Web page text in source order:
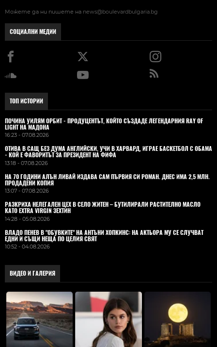
Можете да ни пишете на news@boulevardbulgaria.bg
СОЦИАЛНИ МЕДИИ
ТОП ИСТОРИИ
ПОЧИНА УИЛЯМ ОРБИТ - ПРОДУЦЕНТЪТ, КОЙТО СЪЗДАДЕ ЛЕГЕНДАРНИЯ RAY OF
LIGHT НА МАДОНА
16:23 - 07.08.2026
ОТИВА В САЩ БЕЗ ДУМА АНГЛИЙСКИ, УЧИ В ХАРВАРД, ИГРАЕ БАСКЕТБОЛ С ОБАМА
- КОЙ Е ФАВОРИТЪТ ЗА ПРЕЗИДЕНТ НА ФИФА
13:18 - 07.08.2026
НА 70 ГОДИНИ АЛЪН ЛИВАЙ ИЗДАВА САМ ПЪРВИЯ СИ РОМАН. ДНЕС ИМА 2,5 МЛН.
ПРОДАДЕНИ КОПИЯ
13:07 - 07.08.2026
РАЗКРИХА НЕЛЕГАЛЕН ЦЕХ В СЕЛО ЖИТЕН – БУТИЛИРАЛИ РАСТИТЕЛНО МАСЛО
КАТО EXTRA VIRGIN ЗЕХТИН
14:28 - 05.08.2026
ВЛАДO ПЕНЕВ В "ОБУВКИТЕ" НА АНТЪНИ ХОПКИНС: НА АКТЬОРА МУ СЕ СЛУЧВАТ
ЕДНИ И СЪЩИ НЕЩА ПО ЦЕЛИЯ СВЯТ
10:52 - 04.08.2026
ВИДЕО И ГАЛЕРИЯ